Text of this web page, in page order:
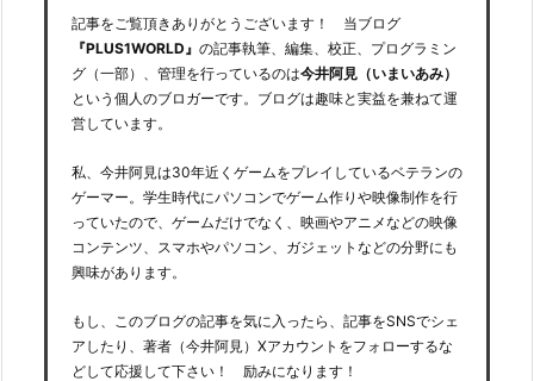
記事をご覧頂きありがとうございます！ 当ブログ
『PLUS1WORLD』 の記事執筆、編集、校正、プログラミン
グ（一部）、管理を行っているのは今井阿見（いまいあみ）
という個人のブロガーです。ブログは趣味と実益を兼ねて運
営しています。
私、今井阿見は30年近くゲームをプレイしているベテランの
ゲーマー。学生時代にパソコンでゲーム作りや映像制作を行
っていたので、ゲームだけでなく、映画やアニメなどの映像
コンテンツ、スマホやパソコン、ガジェットなどの分野にも
興味があります。
もし、このブログの記事を気に入ったら、記事をSNSでシェ
アしたり、著者（今井阿見）Xアカウントをフォローするな
どして応援して下さい！ 励みになります！